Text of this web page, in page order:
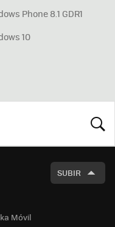
Phone 8.1 GDR1
10
SUBIR
Móvil